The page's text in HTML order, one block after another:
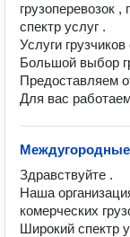
грузоперевозок
спектр услуг .
Услуги
Большой выбор
Предоставляем
Для вас
Междугородные
Здравствуйте .
Наша
комерческих
Широкий спектр